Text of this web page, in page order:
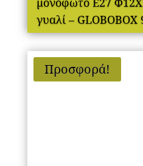
γυαλί – GLOBOBOX
Προσφορά!